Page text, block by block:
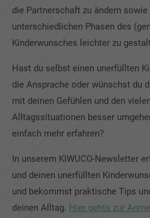
die Partnerschaft zu ändern
unterschiedlichen Phasen des
Kinderwunsches leichter zu
Hast du selbst einen unerfüllten
die Ansprache oder wünschst du
mit deinen Gefühlen und den
Alltagssituationen besser
einfach mehr erfahren?
In unserem KIWUCO-Newsletter
und deinen unerfüllten
und bekommst praktische Tips
deinen Alltag. Hier gehts zur